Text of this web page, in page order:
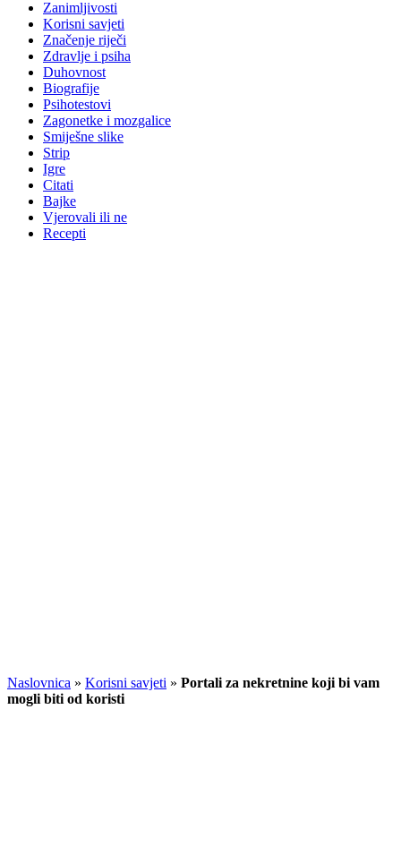
Zanimljivosti
Korisni savjeti
Značenje riječi
Zdravlje i psiha
Duhovnost
Biografije
Psihotestovi
Zagonetke i mozgalice
Smiješne slike
Strip
Igre
Citati
Bajke
Vjerovali ili ne
Recepti
Naslovnica » Korisni savjeti » Portali za nekretnine koji bi vam
mogli biti od koristi